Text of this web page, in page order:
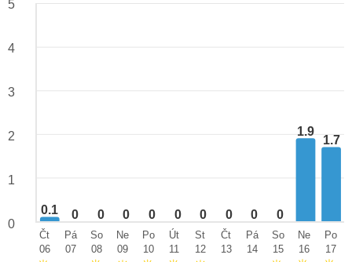
0.1 0 0 0 0 0 0 0 0 0
1.9
1.7
5
4
3
2
1
0
Čt
06
Pá
07
So
08
Ne
09
Po
10
Út
11
St
12
Čt
13
Pá
14
So
15
Ne
16
Po
17